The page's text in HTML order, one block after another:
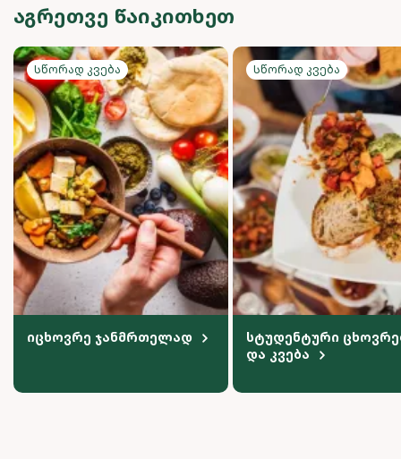
ᲐᲒᲠᲔᲗᲕᲔ ᲬᲐᲘᲙᲘᲗᲮᲔᲗ
Სწორად კვება
იცხოვრე ჯანმრთელად
Სწორად კვება
სტუდენტური
და კვება